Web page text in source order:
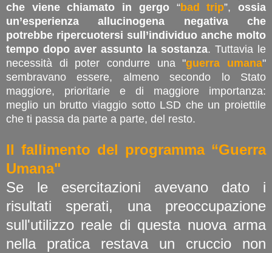
che viene chiamato in gergo “bad trip”,ossia
un’esperienza allucinogena negativa che
potrebbe ripercuotersi sull’individuo anche molto
tempo dopo aver assunto la sostanza. Tuttavia le
necessità di poter condurre una "guerra umana"
sembravano essere, almeno secondo lo Stato
maggiore, prioritarie e di maggiore importanza:
meglio un brutto viaggio sotto LSD che un proiettile
che ti passa da parte a parte, del resto.
Il fallimento del programma “Guerra
Umana"
Se le esercitazioni avevano dato i
risultati sperati, una preoccupazione
sull'utilizzo reale di questa nuova arma
nella pratica restava un cruccio non